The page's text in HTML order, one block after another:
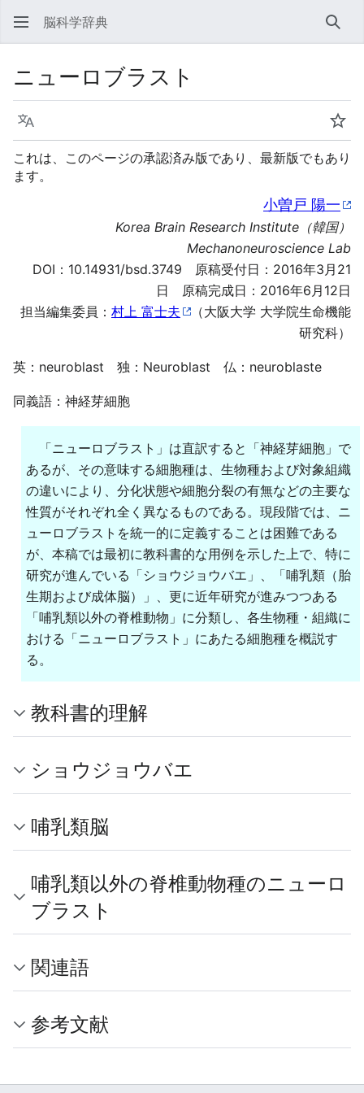
脳科学辞典 検索
ニューロブラスト
言語
ウ
これは、このページの承認済み版であり、最新版でもあり
ます。
小曽戸 陽一
Korea Brain Research Institute（韓国）
Mechanoneuroscience Lab
DOI： 10.14931/bsd.3749 原稿受付日：2016年3月21
日 原稿完成日：2016年6月12日
担当編集委員： 村上 富士夫
（大阪大学 大学院生命機能
研究科）
英：neuroblast 独：Neuroblast 仏：neuroblaste
同義語：神経芽細胞
「ニューロブラスト」は直訳すると「神経芽細胞」で
あるが、その意味する細胞種は、生物種および対象組織
の違いにより、分化状態や細胞分裂の有無などの主要な
性質がそれぞれ全く異なるものである。現段階では、ニ
ューロブラストを統一的に定義することは困難である
が、本稿では最初に教科書的な用例を示した上で、特に
研究が進んでいる「ショウジョウバエ」、「哺乳類（胎
生期および成体脳）」、更に近年研究が進みつつある
「哺乳類以外の脊椎動物」に分類し、各生物種・組織に
おける「ニューロブラスト」にあたる細胞種を概説す
る。
教科書的理解
ショウジョウバエ
哺乳類脳
哺乳類以外の脊椎動物種のニューロ
ブラスト
関連語
参考文献